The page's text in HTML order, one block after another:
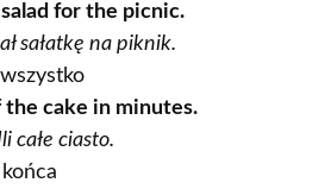
for the picnic.
sałatkę na piknik.
cake in minutes.
całe ciasto.